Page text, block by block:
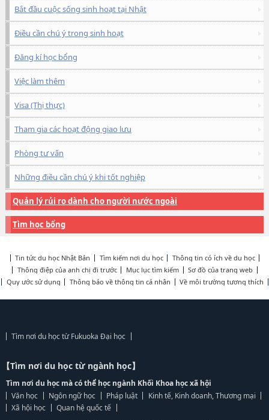
Bắt đầu cuộc sống sinh hoạt tại Nhật
Điều cần chú ý trong sinh hoạt
Đăng kí học bổng
Việc làm thêm
Visa (Thị thực)
Tham gia các hoạt động giao lưu
Phòng tư vấn
Những điều cần chú ý khi tốt nghiệp
Quản lý rủi ro dành cho người nước ngoài
Tìm học bổng
Tin tức du học Nhật Bản Tìm kiếm nơi du học
Thông tin có ích về du học
Thông điệp của anh chị đi trước
Mục lục tìm kiếm
Sơ đồ của trang web
Quy ước sử dụng
Thông báo về thông tin cá nhân Về môi trường tương thích
Tìm nơi du học từ Fukuoka Đại học
【Tìm nơi du học từ ngành học】
Tìm nơi du học mà có thể học ngành Khối Khoa học xã hội
Văn học
Ngôn ngữ học Pháp luật
Kinh tế, Kinh doanh, Thương mại
Xã hội học
Quan hệ quốc tế